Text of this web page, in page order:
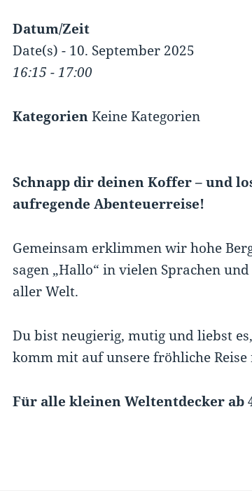
Datum/Zeit
Date(s) - 10. September 2025
16:15 - 17:00
KategorienKeine Kategorien
Schnapp dir deinen Koffer – und
aufregende Abenteuerreise!
Gemeinsam erklimmen wir hohe
sagen „Hallo“ in vielen Sprachen
aller Welt.
Du bist neugierig, mutig und liebst
komm mit auf unsere fröhliche
Für alle kleinen Weltentdecker ab